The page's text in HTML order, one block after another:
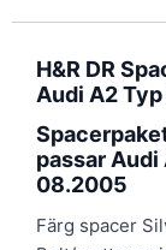
H&R DR
Audi A2
passar
08.2005
Färg spacer